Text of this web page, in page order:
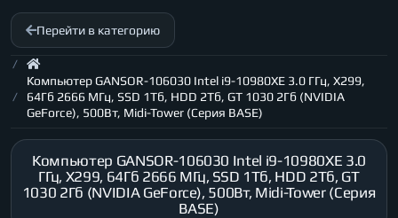
Перейти в категорию
Компьютер GANSOR-106030 Intel i9-10980XE 3.0 ГГц, X299,
64Гб 2666 МГц, SSD 1Тб, HDD 2Тб, GT 1030 2Гб (NVIDIA
GeForce), 500Вт, Midi-Tower (Серия BASE)
Компьютер GANSOR-106030 Intel i9-10980XE 3.0
ГГц, X299, 64Гб 2666 МГц, SSD 1Тб, HDD 2Тб, GT
1030 2Гб (NVIDIA GeForce), 500Вт, Midi-Tower (Серия
BASE)